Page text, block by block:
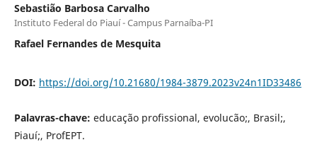
Sebastião Barbosa Carvalho
Instituto Federal do Piauí - Campus Parnaíba-PI
Rafael Fernandes de Mesquita
DOI: https://doi.org/10.21680/1984-3879.2023v24n1ID33486
Palavras-chave: educação profissional, evolucão;, Brasil;,
Piauí;, ProfEPT.